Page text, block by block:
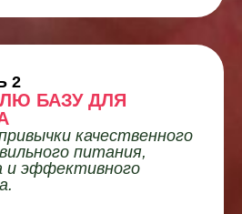
2
БАЗУ ДЛЯ
качественного
питания,
и эффективного